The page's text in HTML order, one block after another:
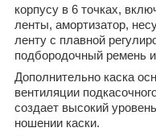
корпусу в 6 точках,
ленты, амортизатор,
ленту с плавной
подбородочный ремень
Дополнительно каска
вентиляции
создает высокий
ношении каски.